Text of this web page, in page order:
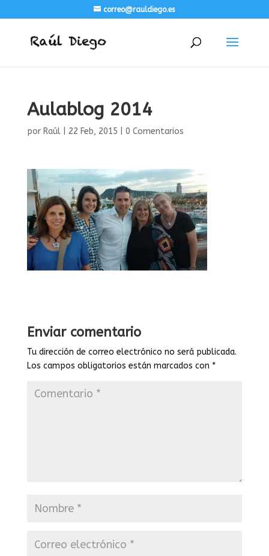
correo@rauldiego.es
Aulablog 2014
por Raúl| 22 Feb, 2015 0 Comentarios
Enviar comentario
Tu dirección de correo electrónico no será publicada.
Los campos obligatorios están marcados con *